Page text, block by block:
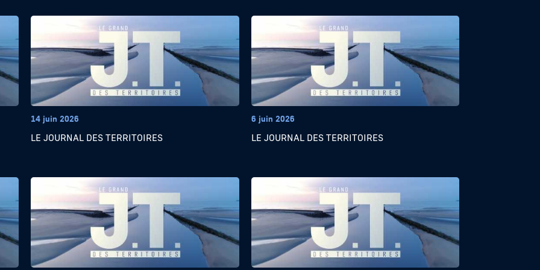
14 juin 2026
LE JOURNAL DES TERRITOIRES
6 juin 2026
LE JOURNAL DES TERRITOIRES